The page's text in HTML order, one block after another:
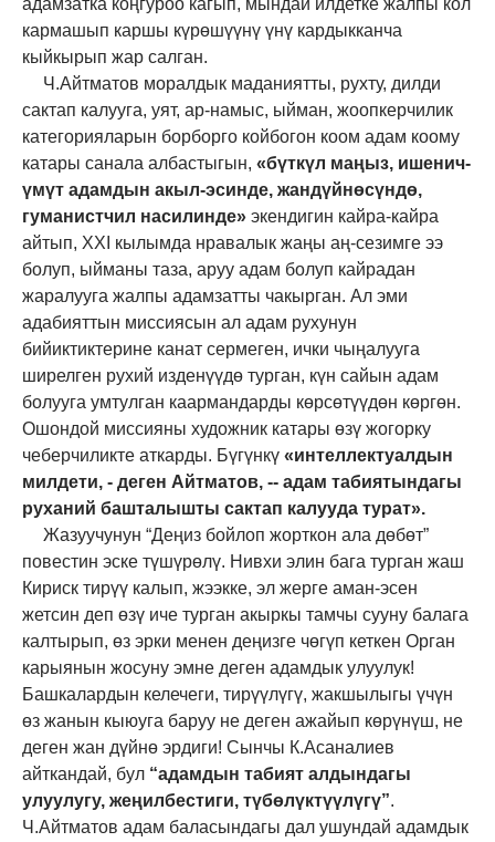
кармашып каршы күрөшүүнү үнү кардыкканча
кыйкырып жар салган.
Ч.Айтматов моралдык маданиятты, рухту, дилди
сактап калууга, уят, ар-намыс, ыйман, жоопкерчилик
категорияларын борборго койбогон коом адам коому
катары санала албастыгын, «бүткүл маңыз, ишенич-
үмүт адамдын акыл-эсинде, жандүйнөсүндө,
гуманистчил насилинде» экендигин кайра-кайра
айтып, XXI кылымда нравалык жаңы аң-сезимге ээ
болуп, ыйманы таза, аруу адам болуп кайрадан
жаралууга жалпы адамзатты чакырган. Ал эми
адабияттын миссиясын ал адам рухунун
бийиктиктерине канат сермеген, ички чыңалууга
ширелген рухий изденүүдө турган, күн сайын адам
болууга умтулган каармандарды көрсөтүүдөн көргөн.
Ошондой миссияны художник катары өзү жогорку
чеберчиликте аткарды. Бүгүнкү «интеллектуалдын
милдети, - деген Айтматов, -- адам табиятындагы
руханий башталышты сактап калууда турат».
Жазуучунун “Деңиз бойлоп жорткон ала дөбөт”
повестин эске түшүрөлү. Нивхи элин бага турган жаш
Кириск тирүү калып, жээкке, эл жерге аман-эсен
жетсин деп өзү иче турган акыркы тамчы сууну балага
калтырып, өз эрки менен деңизге чөгүп кеткен Орган
карыянын жосуну эмне деген адамдык улуулук!
Башкалардын келечеги, тирүүлүгү, жакшылыгы үчүн
өз жанын кыюуга баруу не деген ажайып көрүнүш, не
деген жан дүйнө эрдиги! Сынчы К.Асаналиев
айткандай, бул “адамдын табият алдындагы
улуулугу, жеңилбестиги, түбөлүктүүлүгү”.
Ч.Айтматов адам баласындагы дал ушундай адамдык